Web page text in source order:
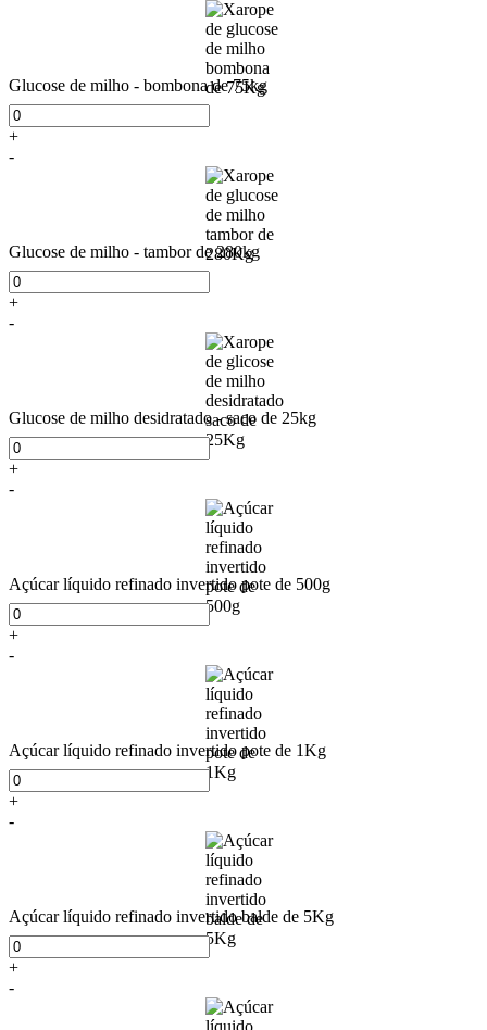
Glucose de milho - bombona de 75kg
+
-
Glucose de milho - tambor de 280kg
+
-
Glucose de milho desidratado - saco de 25kg
+
-
Açúcar líquido refinado invertido pote de 500g
+
-
Açúcar líquido refinado invertido pote de 1Kg
+
-
Açúcar líquido refinado invertido balde de 5Kg
+
-